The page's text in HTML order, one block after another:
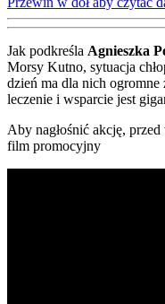
Jak podkreśla Agnieszka
Morsy Kutno, sytuacja
dzień ma dla nich ogromne
leczenie i wsparcie jest
Aby nagłośnić akcję,
film promocyjny